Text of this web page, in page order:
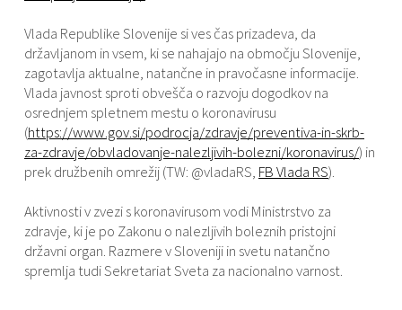
Vlada Republike Slovenije si ves čas prizadeva, da
državljanom in vsem, ki se nahajajo na območju Slovenije,
zagotavlja aktualne, natančne in pravočasne informacije.
Vlada javnost sproti obvešča o razvoju dogodkov na
osrednjem spletnem mestu o koronavirusu
(https://www.gov.si/podrocja/zdravje/preventiva-in-skrb-
za-zdravje/obvladovanje-nalezljivih-bolezni/koronavirus/) in
prek družbenih omrežij (TW: @vladaRS, FB Vlada RS).
Aktivnosti v zvezi s koronavirusom vodi Ministrstvo za
zdravje, ki je po Zakonu o nalezljivih boleznih pristojni
državni organ. Razmere v Sloveniji in svetu natančno
spremlja tudi Sekretariat Sveta za nacionalno varnost.